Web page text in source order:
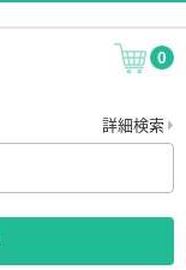
0
詳細検索